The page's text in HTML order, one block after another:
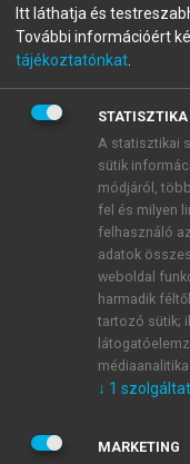
fiókoddal,
A regisztráció után a
BELÉPÉS
ÚJ FIÓK
1 óra díjmentes
E-MAIL-CÍM
JELSZÓ
Itt láthatja és
További információért
tájékoztatónkat
STATISZTIKA
A statisztikai
sütik
módjáról,
fel és milyen
felhasználó
adatok
weboldal
harmadik
tartozó sütik;
médiaanalitika.
↓ 1
MARKETING